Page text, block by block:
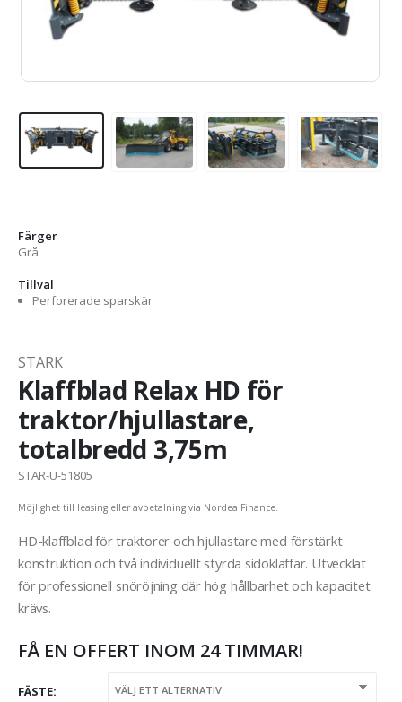
Färger
Grå
Tillval
Perforerade sparskär
STARK
Klaffblad Relax HD för
traktor/hjullastare,
totalbredd 3,75m
STAR-U-51805
Möjlighet till leasing eller avbetalning via Nordea Finance.
HD-klaffblad för traktorer och hjullastare med förstärkt
konstruktion och två individuellt styrda sidoklaffar. Utvecklat
för professionell snöröjning där hög hållbarhet och kapacitet
krävs.
FÅ EN OFFERT INOM 24 TIMMAR!
FÄSTE